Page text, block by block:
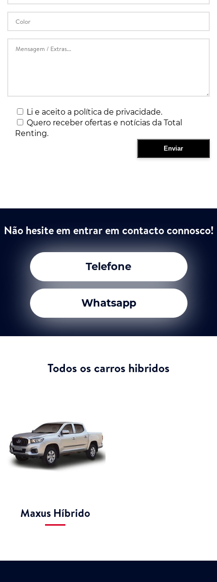
Li e aceito a política de privacidade.
Quero receber ofertas e notícias da Total
Renting.
Não hesite em entrar em contacto connosco!
Telefone
Whatsapp
Todos os carros hibridos
Maxus Híbrido